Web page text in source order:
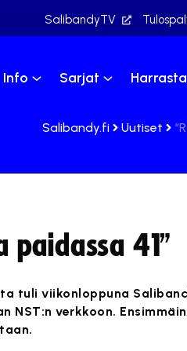
SalibandyTV
Info Sarjat
Salibandy.fi Uutiset
paidassa 41”
tuli viikonloppuna
NST:n verkkoon.